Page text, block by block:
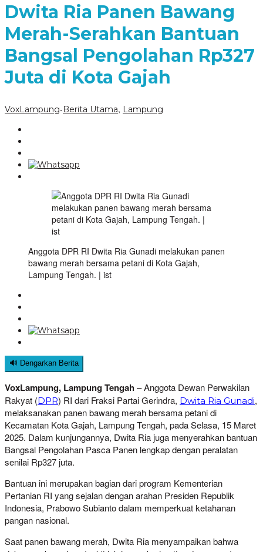
Dwita Ria Panen Bawang
Merah-Serahkan Bantuan
Bangsal Pengolahan Rp327
Juta di Kota Gajah
VoxLampung-Berita Utama, Lampung
Anggota DPR RI Dwita Ria Gunadi melakukan panen
bawang merah bersama petani di Kota Gajah,
Lampung Tengah. | ist
🔊 Dengarkan Berita
VoxLampung, Lampung Tengah– Anggota Dewan Perwakilan
Rakyat (DPR) RI dari Fraksi Partai Gerindra, Dwita Ria Gunadi,
melaksanakan panen bawang merah bersama petani di
Kecamatan Kota Gajah, Lampung Tengah, pada Selasa, 15 Maret
2025. Dalam kunjungannya, Dwita Ria juga menyerahkan bantuan
Bangsal Pengolahan Pasca Panen lengkap dengan peralatan
senilai Rp327 juta.
Bantuan ini merupakan bagian dari program Kementerian
Pertanian RI yang sejalan dengan arahan Presiden Republik
Indonesia, Prabowo Subianto dalam memperkuat ketahanan
pangan nasional.
Saat panen bawang merah, Dwita Ria menyampaikan bahwa